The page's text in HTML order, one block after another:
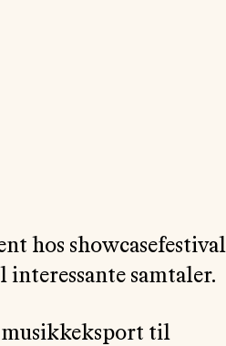
hos
samtaler.
musikkeksport til